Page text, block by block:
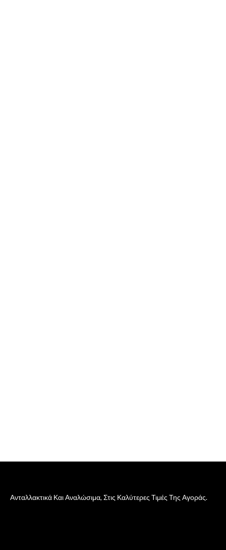
Ανταλλακτικά Και Αναλώσιμα, Στις Καλύτερες Τιμές Της Αγοράς.